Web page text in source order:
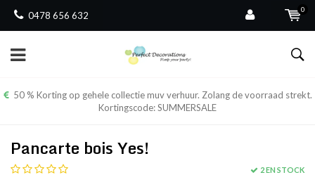
0478 656 632
0
50 % Korting op gehele collectie muv verhuur. Zolang de voorraad strekt.
Kortingscode: SUMMERSALE
Pancarte bois Yes!
2 EN STOCK